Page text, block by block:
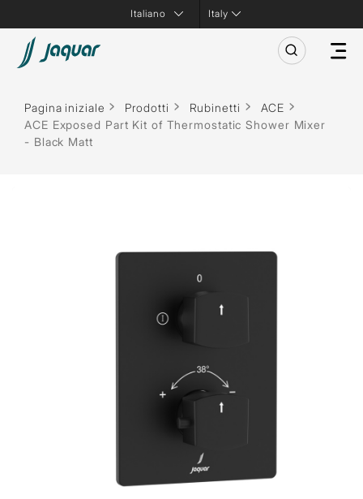
Italy
Pagina iniziale Prodotti Rubinetti
ACE
ACE Exposed Part Kit of Thermostatic Shower Mixer
- Black Matt